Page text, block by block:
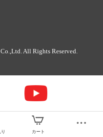
All Rights Reserved.
カート